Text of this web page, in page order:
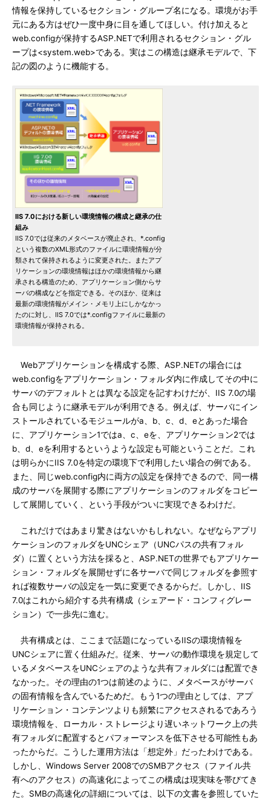
情報を保持しているセクション・グループ名になる。環境がお手
元にある方はぜひ一度中身に目を通してほしい。付け加えると
web.configが保持するASP.NETで利用されるセクション・グル
ープは<system.web>である。実はこの構造は継承モデルで、下
記の図のように機能する。
IIS 7.0における新しい環境情報の構成と継承の仕
組み
IIS 7.0では従来のメタベースが廃止され、*.config
という複数のXML形式のファイルに環境情報が分
類されて保持されるように変更された。またアプ
リケーションの環境情報はほかの環境情報から継
承される構造のため、アプリケーション側からサ
ーバの構成などを指定できる。そのほか、従来は
最新の環境情報がメイン・メモリ上にしかなかっ
たのに対し、IIS 7.0では*.configファイルに最新の
環境情報が保持される。
Webアプリケーションを構成する際、ASP.NETの場合には
web.configをアプリケーション・フォルダ内に作成してその中に
サーバのデフォルトとは異なる設定を記すわけだが、IIS 7.0の場
合も同じように継承モデルが利用できる。例えば、サーバにイン
ストールされているモジュールがa、b、c、d、eとあった場合
に、アプリケーション1ではa、c、eを、アプリケーション2では
b、d、eを利用するというような設定も可能ということだ。これ
は明らかにIIS 7.0を特定の環境下で利用したい場合の例である。
また、同じweb.config内に両方の設定を保持できるので、同一構
成のサーバを展開する際にアプリケーションのフォルダをコピー
して展開していく、という手段がついに実現できるわけだ。
これだけではあまり驚きはないかもしれない。なぜならアプリ
ケーションのフォルダをUNCシェア（UNCパスの共有フォル
ダ）に置くという方法を採ると、ASP.NETの世界でもアプリケー
ション・フォルダを展開せずに各サーバで同じフォルダを参照す
れば複数サーバの設定を一気に変更できるからだ。しかし、IIS
7.0はこれから紹介する共有構成（シェアード・コンフィグレー
ション）で一歩先に進む。
共有構成とは、ここまで話題になっているIISの環境情報を
UNCシェアに置く仕組みだ。従来、サーバの動作環境を規定して
いるメタベースをUNCシェアのような共有フォルダには配置でき
なかった。その理由の1つは前述のように、メタベースがサーバ
の固有情報を含んでいるためだ。もう1つの理由としては、アプ
リケーション・コンテンツよりも頻繁にアクセスされるであろう
環境情報を、ローカル・ストレージより遅いネットワーク上の共
有フォルダに配置するとパフォーマンスを低下させる可能性もあ
ったからだ。こうした運用方法は「想定外」だったわけである。
しかし、Windows Server 2008でのSMBアクセス（ファイル共
有へのアクセス）の高速化によってこの構成は現実味を帯びてき
た。SMBの高速化の詳細については、以下の文書を参照していた